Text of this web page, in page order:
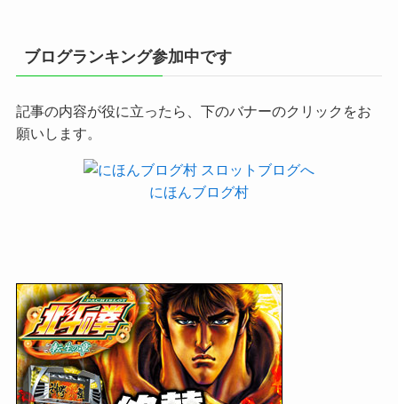
ブログランキング参加中です
記事の内容が役に立ったら、下のバナーのクリックをお
願いします。
にほんブログ村